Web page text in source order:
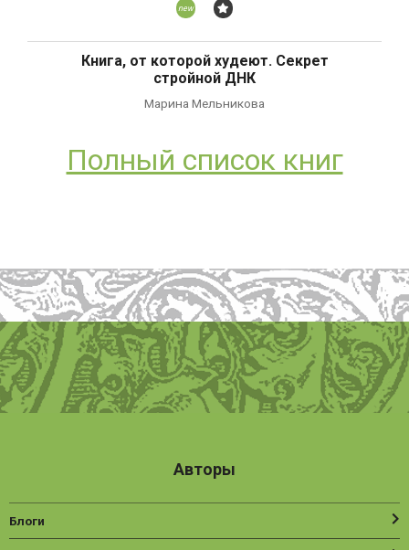
НовинкаБестселлер
Книга, от которой худеют. Секрет
стройной ДНК
Марина Мельникова
Полный список книг
Авторы
Блоги